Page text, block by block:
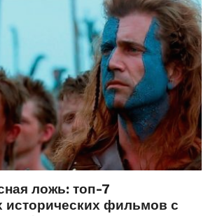
ложь: топ-7
исторических фильмов с